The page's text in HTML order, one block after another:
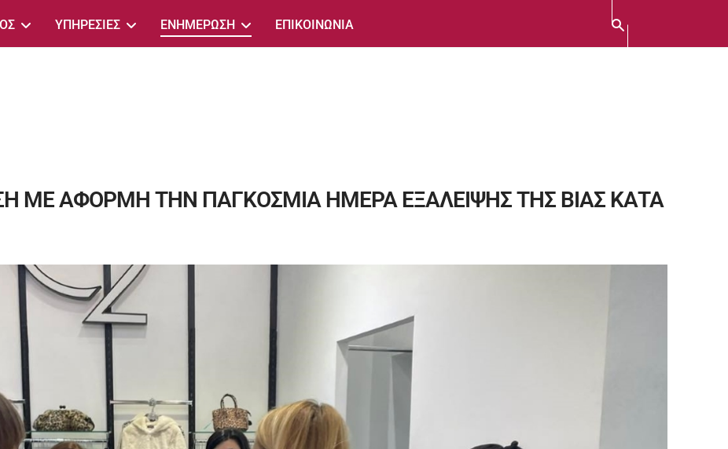
ΥΠΗΡΕΣΙΕΣ ΕΝΗΜΕΡΩΣΗ ΕΠΙΚΟΙΝΩΝΙΑ
ΜΕ ΑΦΟΡΜΗ ΤΗΝ ΠΑΓΚΟΣΜΙΑ ΗΜΕΡΑ ΕΞΑΛΕΙΨΗΣ ΤΗΣ ΒΙΑΣ ΚΑΤΑ